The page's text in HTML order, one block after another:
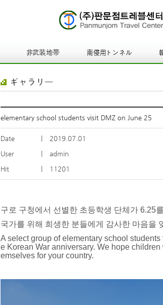
非武装地帯 南侵用トンネル
ギャラリー
elementary school students visit DMZ on June 25
Date
2019.07.01
User
admin
Hit
11201
구로 구청에서 선별한 초등학생 단체가 6.25
국가를 위해 희생한 분들에게 감사한 마음을
A select group of elementary school
e Korean War anniversary. We hope children
emselves for your country.